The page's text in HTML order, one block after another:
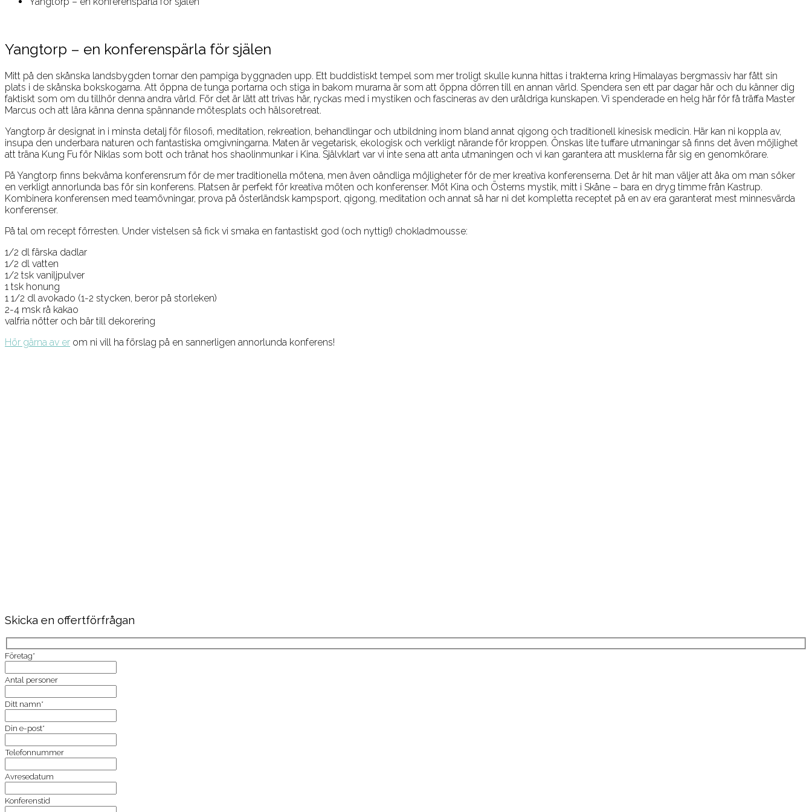
Yangtorp – en konferenspärla för själen
Mitt på den skånska landsbygden tornar den pampiga byggnaden upp. Ett buddistiskt tempel som mer troligt skulle kunna hittas i trakterna kring Himalayas bergmassiv har fått sin
plats i de skånska bokskogarna. Att öppna de tunga portarna och stiga in bakom murarna är som att öppna dörren till en annan värld. Spendera sen ett par dagar här och du känner dig
faktiskt som om du tillhör denna andra värld. För det är lätt att trivas här, ryckas med i mystiken och fascineras av den uråldriga kunskapen. Vi spenderade en helg här för få träffa Master
Marcus och att lära känna denna spännande mötesplats och hälsoretreat.
Yangtorp är designat in i minsta detalj för filosofi, meditation, rekreation, behandlingar och utbildning inom bland annat qigong och traditionell kinesisk medicin. Här kan ni koppla av,
insupa den underbara naturen och fantastiska omgivningarna. Maten är vegetarisk, ekologisk och verkligt närande för kroppen. Önskas lite tuffare utmaningar så finns det även möjlighet
att träna Kung Fu för Niklas som bott och tränat hos shaolinmunkar i Kina. Självklart var vi inte sena att anta utmaningen och vi kan garantera att musklerna får sig en genomkörare.
På Yangtorp finns bekväma konferensrum för de mer traditionella mötena, men även oändliga möjligheter för de mer kreativa konferenserna. Det är hit man väljer att åka om man söker
en verkligt annorlunda bas för sin konferens. Platsen är perfekt för kreativa möten och konferenser. Möt Kina och Österns mystik, mitt i Skåne – bara en dryg timme från Kastrup.
Kombinera konferensen med teamövningar, prova på österländsk kampsport, qigong, meditation och annat så har ni det kompletta receptet på en av era garanterat mest minnesvärda
konferenser.
På tal om recept förresten. Under vistelsen så fick vi smaka en fantastiskt god (och nyttig!) chokladmousse:
1/2 dl färska dadlar
1/2 dl vatten
1/2 tsk vaniljpulver
1 tsk honung
1 1/2 dl avokado (1-2 stycken, beror på storleken)
2-4 msk rå kakao
valfria nötter och bär till dekorering
Hör gärna av er om ni vill ha förslag på en sannerligen annorlunda konferens!
Skicka en offertförfrågan
Företag*
Antal personer
Ditt namn*
Din e-post*
Telefonnummer
Avresedatum
Konferenstid